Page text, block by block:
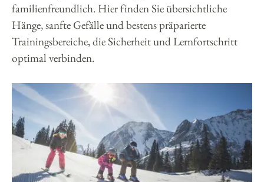
familienfreundlich. Hier finden Sie übersichtliche
Hänge, sanfte Gefälle und bestens präparierte
Trainingsbereiche, die Sicherheit und Lernfortschritt
optimal verbinden.